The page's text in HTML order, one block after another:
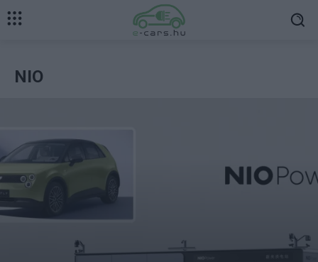
NIO